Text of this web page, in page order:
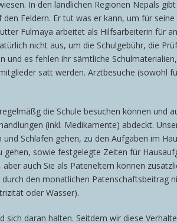
In den ländlichen Regionen Nepals
Feldern. Er tut was er kann, um für
Fulmaya arbeitet als Hilfsarbeiterin für
nicht aus, um die Schulgebühr, die
und es fehlen ihr sämtliche
satt werden. Arztbesuche (sowohl
die Schule besuchen können und
(inkl. Medikamente) abdeckt.
Schlafen gehen, zu den Aufgaben im
gehen, sowie festgelegte Zeiten für
auch Sie als Pateneltern können
den monatlichen Patenschaftsbeitrag
oder Wasser).
daran halten. Seitdem wir diese